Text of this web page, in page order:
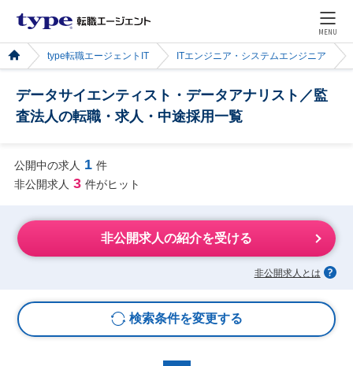
MENU
type転職エージェントIT ITエンジニア・システムエンジニア
データサイエンティスト・データアナリスト／監
査法人の転職・求人・中途採用一覧
公開中の求人 1 件
非公開求人 3 件がヒット
非公開求人の紹介を受ける
非公開求人とは
検索条件を変更する